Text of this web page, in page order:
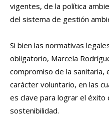
vigentes, de la política
del sistema de gestión
Si bien las normativas
obligatorio, Marcela
compromiso de la sanitaria,
carácter voluntario, en las
es clave para lograr el
sostenibilidad.